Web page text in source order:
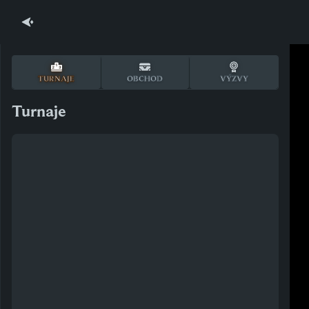
TURNAJE OBCHOD VÝZVY
Turnaje